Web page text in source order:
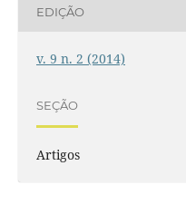
EDIÇÃO
v. 9 n. 2 (2014)
SEÇÃO
Artigos